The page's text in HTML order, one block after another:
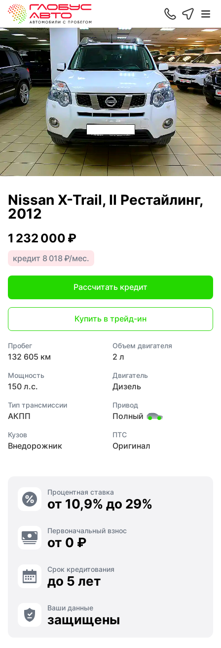
Nissan X-Trail, II Рестайлинг,
2012
1 232 000 ₽
кредит 8 018 ₽/мес.
Рассчитать кредит
Купить в трейд-ин
Пробег
132 605 км
Объем двигателя
2 л
Мощность
150 л.с.
Двигатель
Дизель
Тип трансмиссии
АКПП
Привод
Полный
Кузов
Внедорожник
ПТС
Оригинал
Процентная ставка
от 10,9% до 29%
Первоначальный взнос
от 0 ₽
Срок кредитования
до 5 лет
Ваши данные
защищены